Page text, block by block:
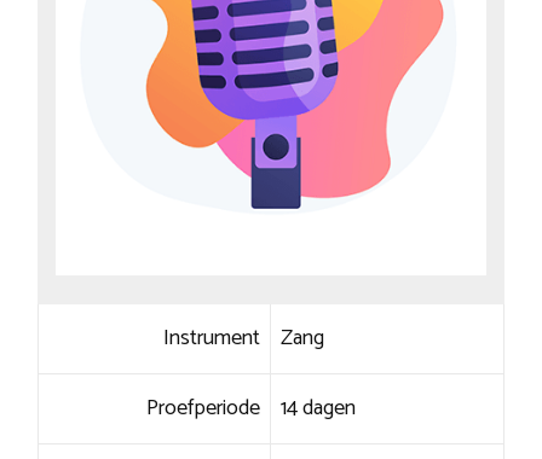
Instrument Zang
Proefperiode 14 dagen